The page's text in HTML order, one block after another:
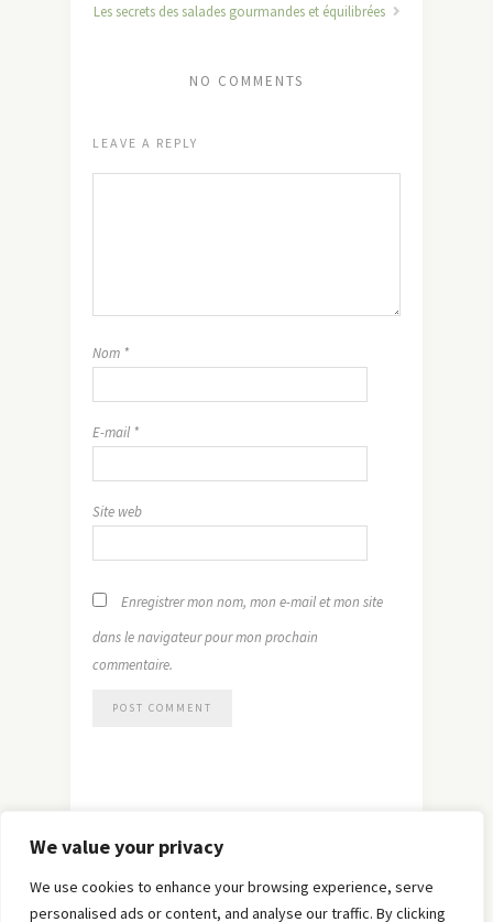
We value your privacy
We use cookies to enhance your browsing experience, serve
personalised ads or content, and analyse our traffic. By clicking
Les secrets des salades gourmandes et équilibrées
NO COMMENTS
LEAVE A REPLY
Nom *
E-mail *
Site web
Enregistrer mon nom, mon e-mail et mon site
dans le navigateur pour mon prochain
commentaire.